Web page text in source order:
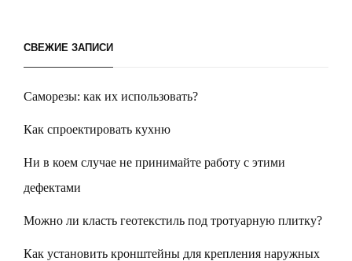
СВЕЖИЕ ЗАПИСИ
Саморезы: как их использовать?
Как спроектировать кухню
Ни в коем случае не принимайте работу с этими
дефектами
Можно ли класть геотекстиль под тротуарную плитку?
Как установить кронштейны для крепления наружных